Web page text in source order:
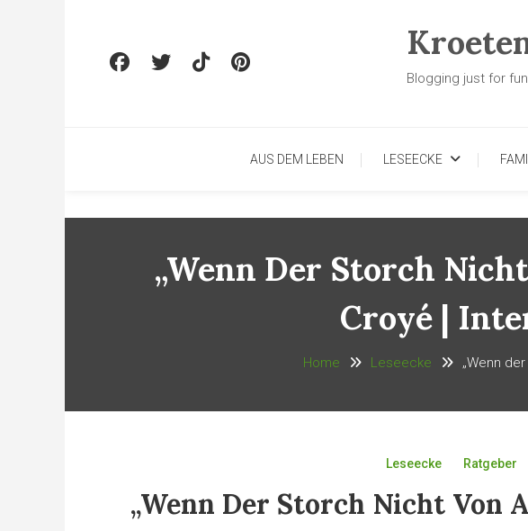
Blogging just for fun
AUS DEM LEBEN LESEECKE
„Wenn Der Storch
Croyé |
Home Leseecke „Wenn
Leseecke Ratgeber
„Wenn Der Storch Nicht Von